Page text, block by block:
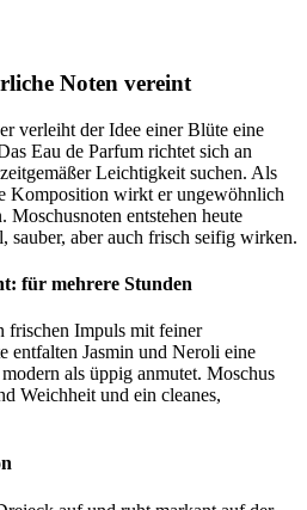
Noten vereint
verleiht der Idee einer Blüte eine
Eau de Parfum richtet sich an
Leichtigkeit suchen. Als
Komposition wirkt er ungewöhnlich
entstehen heute
sauber, aber auch frisch seifig wirken.
für mehrere Stunden
frischen Impuls mit feiner
entfalten Jasmin und Neroli eine
als üppig anmutet. Moschus
Weichheit und ein cleanes,